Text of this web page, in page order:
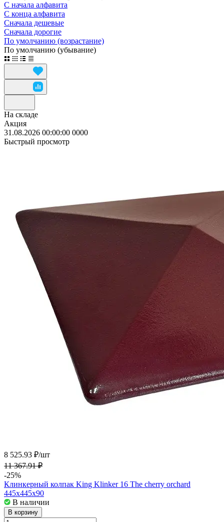
С начала алфавита
С конца алфавита
Сначала дешевые
Сначала дорогие
По умолчанию (возрастание)
По умолчанию (убывание)
На складе
Акция
31.08.2026 00:00:00 0000
Быстрый просмотр
8 525.93 ₽/шт
11 367.91 ₽
-25%
Клинкерный колпак King Klinker 16 The cherry orchard
445x445x90
В наличии
В корзину